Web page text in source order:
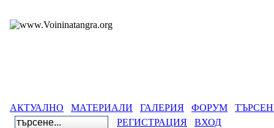
АКТУАЛНО МАТЕРИАЛИ ГАЛЕРИЯ ФОРУМ
РЕГИСТРАЦИЯ
ВХОД